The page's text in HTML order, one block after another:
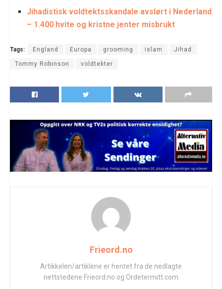
Jihadistisk voldtektsskandale avslørt i Nederland
– 1.400 hvite og kristne jenter misbrukt
Tags: England Europa grooming islam Jihad
Tommy Robinson voldtekter
Frieord.no
Artikkelen/artiklene er hentet fra de nedlagte
nettstedene Frieord.no og Ordetermitt.com